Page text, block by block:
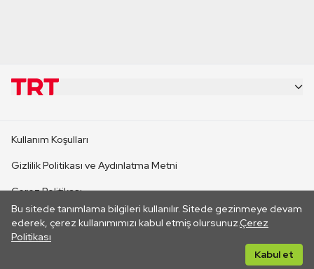
Bu sitede tanımlama bilgileri kullanılır. Sitede gezinmeye devam
ederek, çerez kullanımımızı kabul etmiş olursunuz.Çerez
Politikası
Kabul et
CANLI YAYINLAR
Kullanım Koşulları
Gizlilik Politikası ve Aydınlatma Metni
Çerez Politikası
İletişim
Her hakkı saklıdır. ©2026 TRT. Bağlantı yoluyla gidilen dış